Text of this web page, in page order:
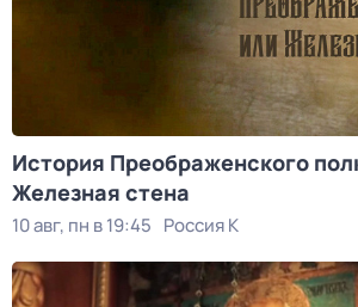
История Преображенского
Железная стена
10 авг, пн в 19:45 Россия К